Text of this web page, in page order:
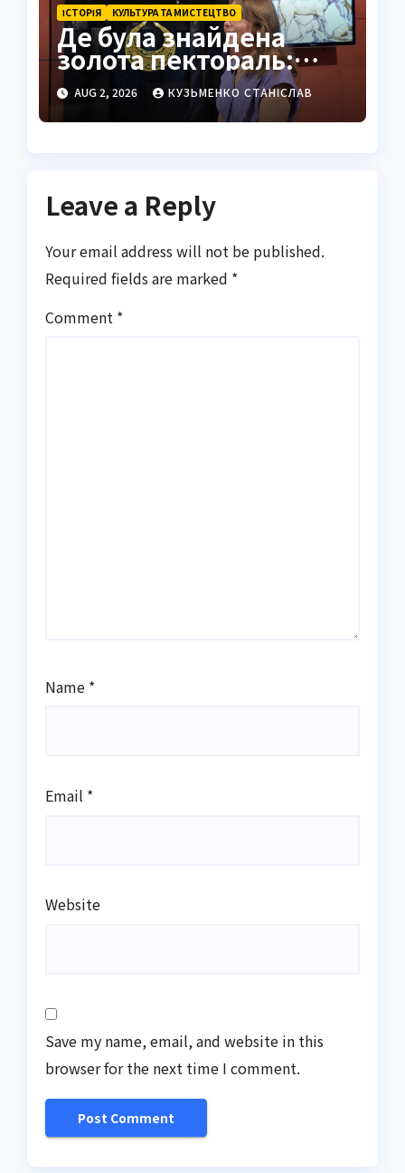
ІСТОРІЯ КУЛЬТУРА ТА МИСТЕЦТВО
Де була знайдена
золота пектораль:
історія Товстої
Могили
AUG 2, 2026 КУЗЬМЕНКО СТАНІСЛАВ
Leave a Reply
Your email address will not be published.
Required fields are marked *
Comment *
Name *
Email *
Website
Save my name, email, and website in this
browser for the next time I comment.